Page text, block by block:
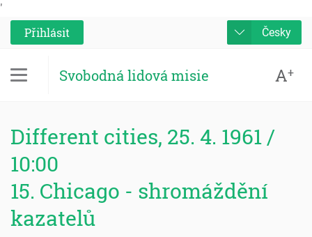
'
Přihlásit
Česky
Svobodná lidová misie A+
Different cities, 25. 4. 1961 /
10:00
15. Chicago - shromáždění
kazatelů